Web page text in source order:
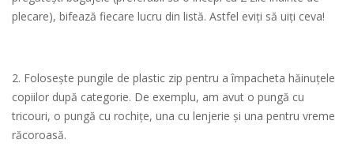
plecare), bifează fiecare lucru din listă. Astfel eviți să uiți ceva!
2. Folosește pungile de plastic zip pentru a împacheta hăinuțele
copiilor după categorie. De exemplu, am avut o pungă cu
tricouri, o pungă cu rochițe, una cu lenjerie și una pentru vreme
răcoroasă.